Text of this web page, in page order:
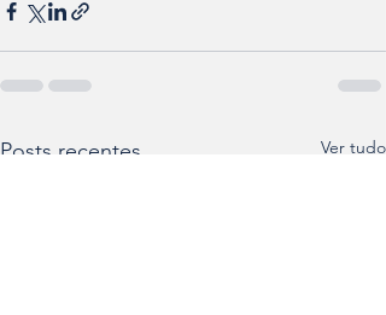
Posts recentes Ver tudo